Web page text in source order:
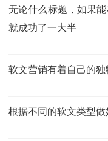
无论什么标题，如果
就成功了一大半
软文营销有着自己的独
根据不同的软文类型做